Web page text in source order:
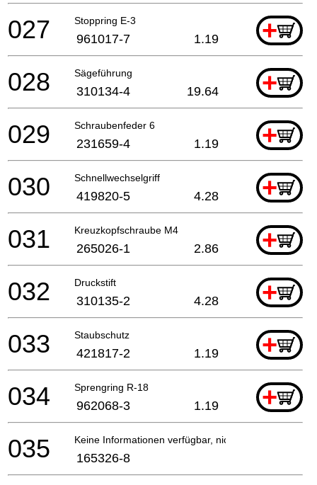
Stoppring E-3 +
027 961017-7 1.19
Sägeführung +
028 310134-4 19.64
Schraubenfeder 6 +
029 231659-4 1.19
Schnellwechselgriff +
030 419820-5 4.28
Kreuzkopfschraube M4 +
031 265026-1 2.86
Druckstift +
032 310135-2 4.28
Staubschutz +
033 421817-2 1.19
Sprengring R-18 +
034 962068-3 1.19
Keine Informationen verfügbar, nicht bestellbar
035 165326-8